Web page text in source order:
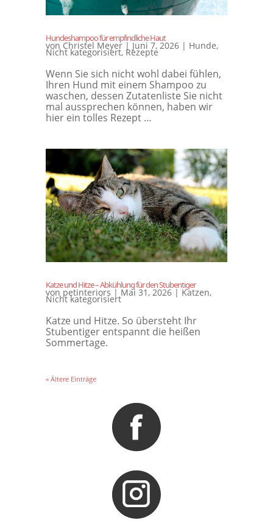
Hundeshampoo für empfindliche Haut
von Christel Meyer| Juni 7, 2026| Hunde,
Nicht kategorisiert, Rezepte
Wenn Sie sich nicht wohl dabei fühlen,
Ihren Hund mit einem Shampoo zu
waschen, dessen Zutatenliste Sie nicht
mal aussprechen können, haben wir
hier ein tolles Rezept …
Katze und Hitze – Abkühlung für den Stubentiger
von petinteriors | Mai 31, 2026| Katzen,
Nicht kategorisiert
Katze und Hitze. So übersteht Ihr
Stubentiger entspannt die heißen
Sommertage.
« Ältere Einträge